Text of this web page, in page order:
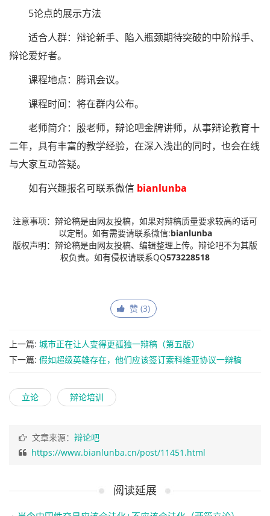
5论点的展示方法
适合人群：辩论新手、陷入瓶颈期待突破的中阶辩手、
辩论爱好者。
课程地点：腾讯会议。
课程时间：将在群内公布。
老师简介：殷老师，辩论吧金牌讲师，从事辩论教育十
二年，具有丰富的教学经验，在深入浅出的同时，也会在线
与大家互动答疑。
如有兴趣报名可联系微信 bianlunba
注意事项：辩论稿是由网友投稿，如果对辩稿质量要求较高的话可
以定制。如有需要请联系微信:bianlunba
版权声明：辩论稿是由网友投稿、编辑整理上传。辩论吧不为其版
权负责。如有侵权请联系QQ573228518
赞 (3)
上一篇: 城市正在让人变得更孤独一辩稿（第五版）
下一篇: 假如超级英雄存在，他们应该签订索科维亚协议一辩稿
立论 辩论培训
文章来源： 辩论吧
https://www.bianlunba.cn/post/11451.html
阅读延展